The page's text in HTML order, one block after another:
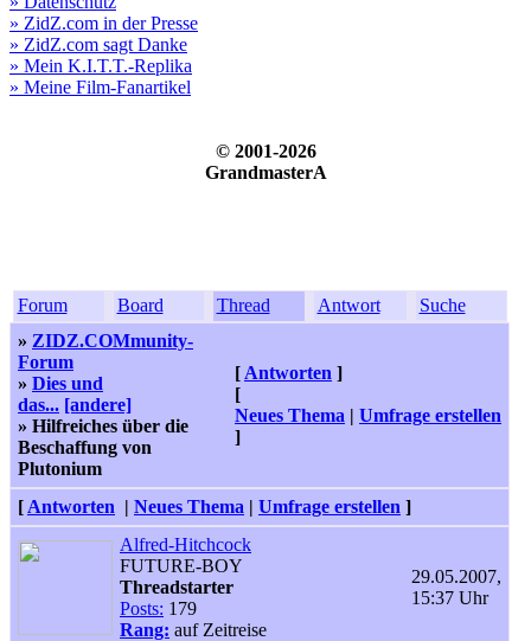
» ZidZ.com in der Presse
» ZidZ.com sagt Danke
» Mein K.I.T.T.-Replika
» Meine Film-Fanartikel
© 2001-2026
GrandmasterA
Forum Board Thread Antwort
Suche
» ZIDZ.COMmunity-
Forum
» Dies und
das... [andere]
» Hilfreiches über die
Beschaffung von
Plutonium
[ Antworten ]
[
Neues Thema | Umfrage erstellen
]
[ Antworten | Neues Thema | Umfrage erstellen ]
Alfred-Hitchcock
FUTURE-BOY
Threadstarter
Posts: 179
Rang: auf Zeitreise
29.05.2007,
15:37 Uhr